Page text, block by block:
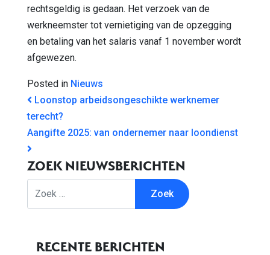
rechtsgeldig is gedaan. Het verzoek van de
werkneemster tot vernietiging van de opzegging
en betaling van het salaris vanaf 1 november wordt
afgewezen.
Posted in Nieuws
BERICHT NAVIGATIE
Loonstop arbeidsongeschikte werknemer
terecht?
Aangifte 2025: van ondernemer naar loondienst
ZOEK NIEUWSBERICHTEN
RECENTE BERICHTEN